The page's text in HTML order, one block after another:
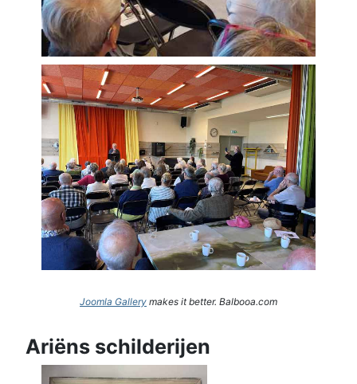
Joomla Gallery makes it better. Balbooa.com
Ariëns schilderijen